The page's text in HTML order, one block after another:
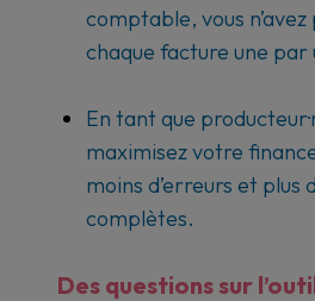
comptable, vous
chaque facture une par
En tant que
maximisez votre
moins d’erreurs et plus
complètes.
Des questions sur